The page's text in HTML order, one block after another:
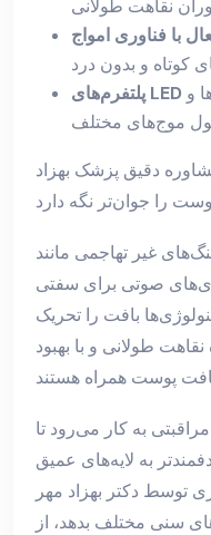
و
دقیق پزشک بهزاد
غیر تهاجمی مانند
صوتی برای سفتی
بافت را تحریک
طولانی و با بهبود
به کار می‌رود تا
به لایه‌های عمیق
توسط دکتر بهزاد مهر
سنی مختلف بدهد، از